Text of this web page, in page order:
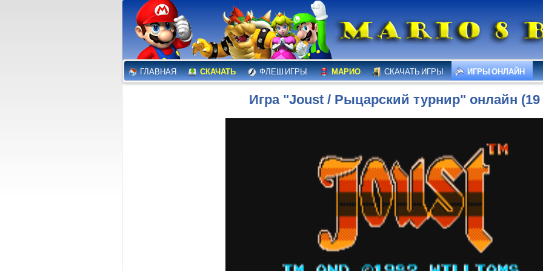
ГЛАВНАЯ СКАЧАТЬ ФЛЕШ ИГРЫ МАРИО СКАЧАТЬ ИГРЫ ИГРЫ ОНЛАЙН
Игра "Joust / Рыцарский турнир" онлайн (19